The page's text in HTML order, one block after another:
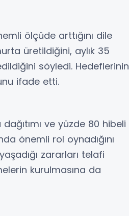
ölçüde arttığını dile
üretildiğini, aylık 35
söyledi. Hedeflerinin
ifade etti.
ve yüzde 80 hibeli
önemli rol oynadığını
zararları telafi
kurulmasına da